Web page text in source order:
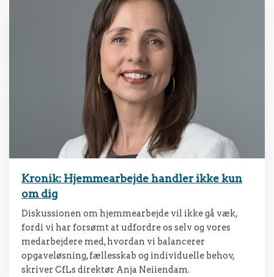
Kronik: Hjemmearbejde handler ikke kun
om dig
Diskussionen om hjemmearbejde vil ikke gå væk,
fordi vi har forsømt at udfordre os selv og vores
medarbejdere med, hvordan vi balancerer
opgaveløsning, fællesskab og individuelle behov,
skriver CfLs direktør Anja Neiiendam.